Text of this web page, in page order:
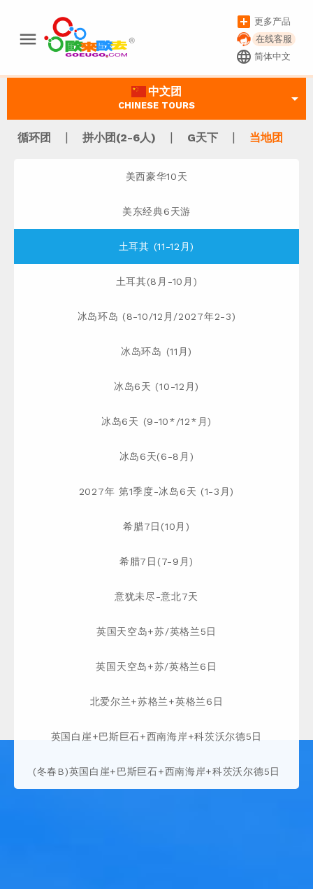
menu
add_box 更多产品
在线客服
language 简体中文
中文团
CHINESE TOURS arrow_drop_down
循环团 | 拼小团(2-6人) | G天下 | 当地团
美西豪华10天
美东经典6天游
土耳其 (11-12月)
土耳其(8月-10月)
冰岛环岛 (8-10/12月/2027年2-3)
冰岛环岛 (11月)
冰岛6天 (10-12月)
冰岛6天 (9-10*/12*月)
冰岛6天(6-8月)
2027年 第1季度-冰岛6天 (1-3月)
希腊7日(10月)
希腊7日(7-9月)
意犹未尽-意北7天
英国天空岛+苏/英格兰5日
英国天空岛+苏/英格兰6日
北爱尔兰+苏格兰+英格兰6日
英国白崖+巴斯巨石+西南海岸+科茨沃尔德5日
(冬春B)英国白崖+巴斯巨石+西南海岸+科茨沃尔德5日